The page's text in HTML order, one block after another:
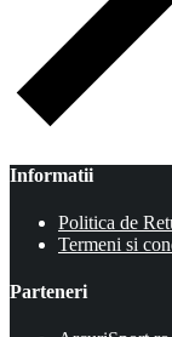
Informatii
Politica de
Termeni si
Parteneri